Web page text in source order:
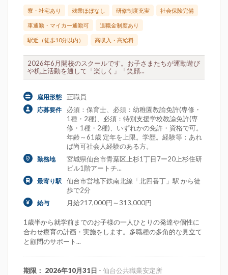
寮・社宅あり 残業ほぼなし 研修制度充実 社会保険完備
車通勤・マイカー通勤可 退職金制度あり
駅近（徒歩10分以内） 高収入・高給料
2026年6月開校のスクールです。お子さまたちが運動遊び
や机上活動を通して「楽しく」「笑顔...
雇用形態 正職員
応募要件
必須：保育士、必須：幼稚園教諭免許(専修・
1種・2種)、必須：特別支援学校教諭免許(専
修・1種・2種)、いずれかの免許・資格で可。
年齢～61歳 定年を上限。学歴。経験等：あれ
ば尚可社会人経験のある方。
勤務地
宮城県仙台市青葉区上杉1丁目7ー20上杉住研
ビル1階アートチ...
最寄り駅
仙台市営地下鉄南北線「北四番丁」駅 から徒
歩で2分
給与 月給217,000円～313,000円
1歳半から就学前までのお子様の一人ひとりの発達や個性に
合わせ療育の計画・実施をします。多職種の多角的な見立て
と顧問のサポート...
期限： 2026年10月31日 - 仙台公共職業安定所